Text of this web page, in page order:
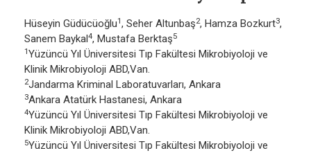
Hüseyin Güdücüoğlu1, Seher Altunbaş2, Hamza Bozkurt3,
Sanem Baykal 4, Mustafa Berktaş5
1Yüzüncü Yıl Üniversitesi Tıp Fakültesi Mikrobiyoloji ve
Klinik Mikrobiyoloji ABD,Van.
2Jandarma Kriminal Laboratuvarları, Ankara
3Ankara Atatürk Hastanesi, Ankara
4Yüzüncü Yıl Üniversitesi Tıp Fakültesi Mikrobiyoloji ve
Klinik Mikrobiyoloji ABD,Van.
5Yüzüncü Yıl Üniversitesi Tıp Fakültesi Mikrobiyoloji ve